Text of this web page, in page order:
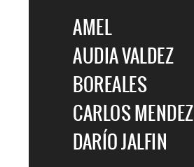

AMEL
AUDIA VALDEZ
BOREALES
CARLOS MENDEZ
DARÍO JALFIN